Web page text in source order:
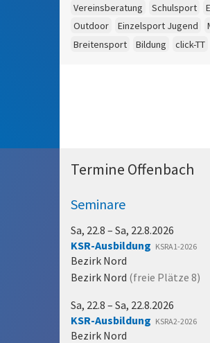
Vereinsberatung Schulsport
Outdoor
Einzelsport Jugend
Breitensport
Bildung click-TT
Termine Offenbach
Seminare
Sa, 22.8 – Sa, 22.8.2026
KSR-Ausbildung KSRA1-2026
Bezirk Nord
Bezirk Nord (freie Plätze 8)
Sa, 22.8 – Sa, 22.8.2026
KSR-Ausbildung KSRA2-2026
Bezirk Nord